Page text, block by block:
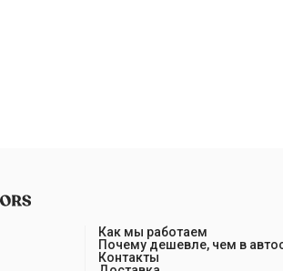
Как мы работаем
Почему дешевле, чем в
Контакты